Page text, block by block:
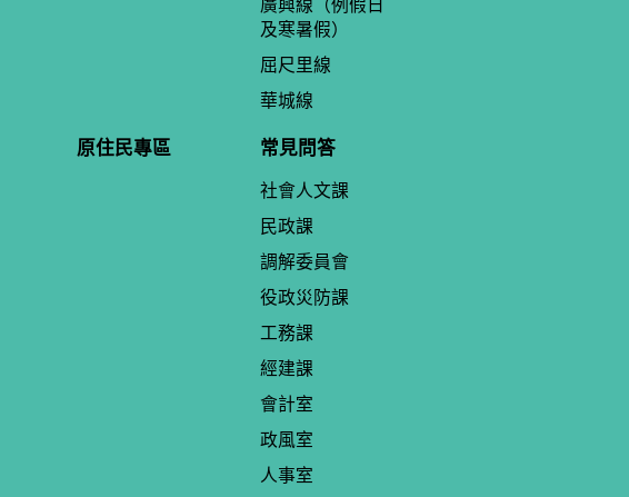
廣興線（例假日
及寒暑假）
屈尺里線
華城線
原住民專區 常見問答
社會人文課
民政課
調解委員會
役政災防課
工務課
經建課
會計室
政風室
人事室